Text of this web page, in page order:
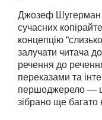
Джозеф Шугерман
сучасних
концепцію
залучати читача
речення до
переказами та
першоджерело —
зібрано ще багато